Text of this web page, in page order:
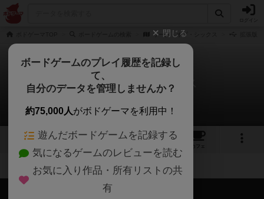
リーグ・オブ・シックス
リーグ・オブ・シックス
拡張/関連作品 0件
5 1
カフェ
会員の新しい投稿
閉じる
ボードゲームのプレイ履歴を記録し
て、
自分のデータを管理しませんか？
約75,000人がボドゲーマを利用中！
遊んだボードゲームを記録する
気になるゲームのレビューを読む
お気に入り作品・所有リストの共
有